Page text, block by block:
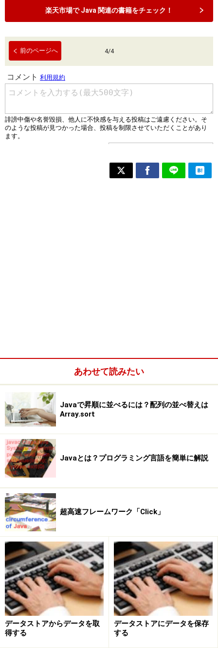
楽天市場で Java 関連の書籍をチェック！
前のページへ 4/4
あわせて読みたい
Javaで昇順に並べるには？配列の並べ替えは
Array.sort
Javaとは？プログラミング言語を簡単に解説
超高速フレームワーク「Click」
データストアからデータを取
得する
データストアにデータを保存
する